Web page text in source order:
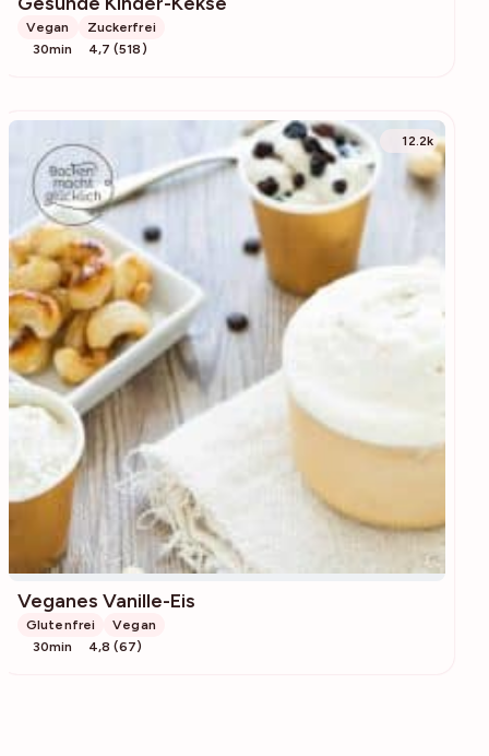
Vegan
Zuckerfrei
30min
4,7 (518)
12.2k
Veganes Vanille-Eis
Glutenfrei
Vegan
30min
4,8 (67)